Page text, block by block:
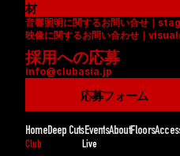
料
(
P
D
F
材
リ
ス
ト
(
D
F
)
音響照明に関するお問い合せ｜
映像に関するお問い合わせ｜
採用への応募
info@clubasia.jp
応募フォーム
HomeDeep CutsEventsAboutFloors
Club Live